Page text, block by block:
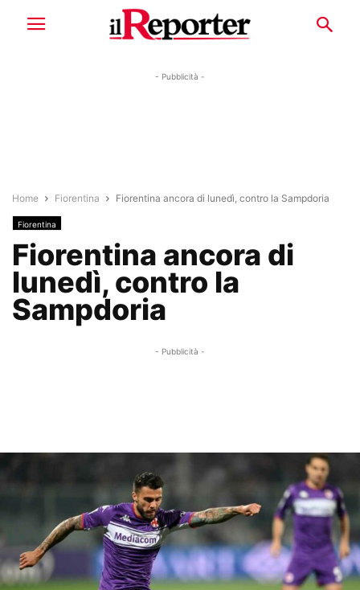
- Pubblicità -
Home Fiorentina Fiorentina ancora di lunedì, contro la Sampdoria
Fiorentina
Fiorentina ancora di
lunedì, contro la
Sampdoria
- Pubblicità -